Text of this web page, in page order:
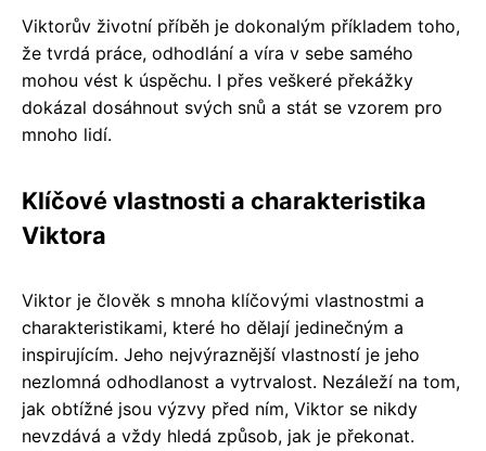
Viktorův životní příběh je dokonalým příkladem toho,
že tvrdá práce, odhodlání a víra v sebe samého
mohou vést k úspěchu. I přes veškeré překážky
dokázal dosáhnout svých snů a stát se vzorem pro
mnoho lidí.
Klíčové vlastnosti a charakteristika
Viktora
Viktor je člověk s mnoha klíčovými vlastnostmi a
charakteristikami, které ho dělají jedinečným a
inspirujícím. Jeho nejvýraznější vlastností je jeho
nezlomná odhodlanost a vytrvalost. Nezáleží na tom,
jak obtížné jsou výzvy před ním, Viktor se nikdy
nevzdává a vždy hledá způsob, jak je překonat.